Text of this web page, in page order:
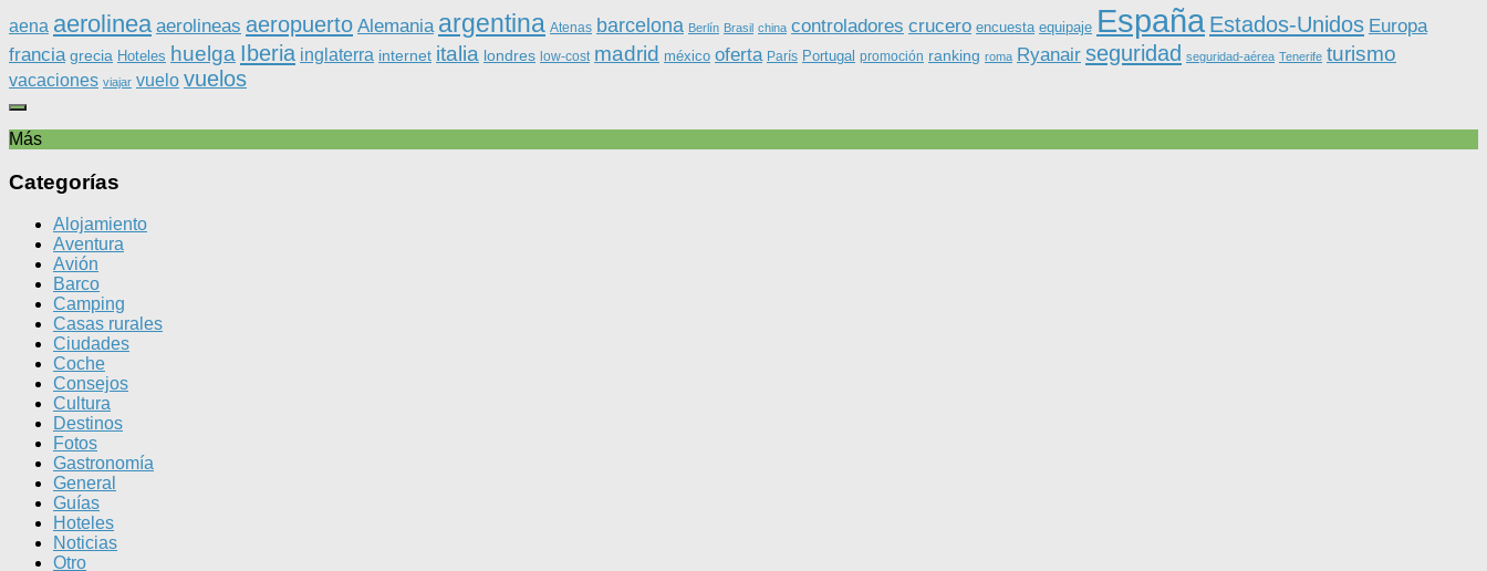
aena aerolinea aerolineas aeropuerto Alemania argentina Atenas barcelona Berlín Brasil china controladores crucero encuesta equipaje España Estados-Unidos Europa
francia grecia Hoteles huelga Iberia inglaterra internet italia londres low-cost madrid méxico oferta París Portugal promoción ranking roma Ryanair seguridad seguridad-aérea Tenerife turismo
vacaciones viajar vuelo vuelos
Más
Categorías
Alojamiento
Aventura
Avión
Barco
Camping
Casas rurales
Ciudades
Coche
Consejos
Cultura
Destinos
Fotos
Gastronomía
General
Guías
Hoteles
Noticias
Otro